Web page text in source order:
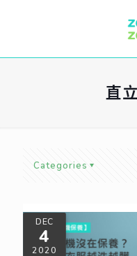
直
Categories
DEC
4
2020